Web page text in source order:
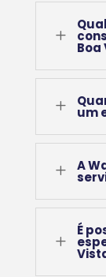
L
Boa
L um
L A
L
É